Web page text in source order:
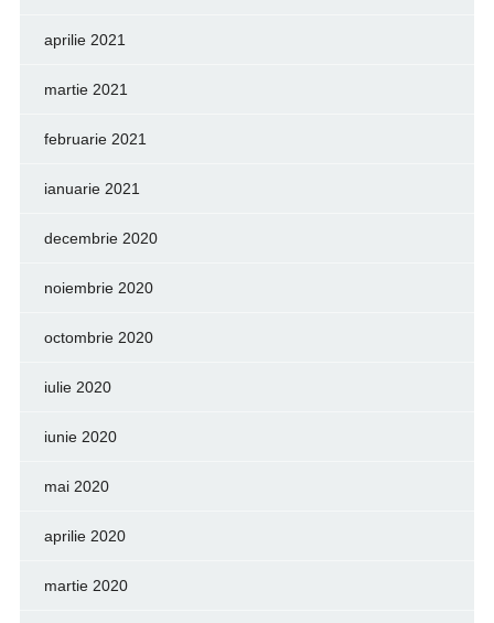
aprilie 2021
martie 2021
februarie 2021
ianuarie 2021
decembrie 2020
noiembrie 2020
octombrie 2020
iulie 2020
iunie 2020
mai 2020
aprilie 2020
martie 2020